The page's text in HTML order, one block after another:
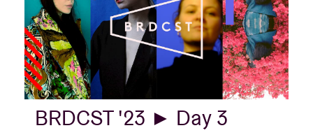
BRDCST '23 ► Day 3